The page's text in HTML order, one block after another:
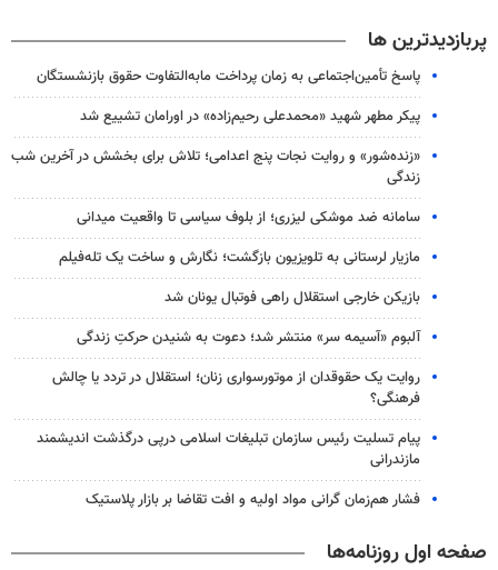
پربازدیدترین ها
پاسخ تأمین‌اجتماعی به زمان پرداخت مابه‌التفاوت حقوق بازنشستگان
پیکر مطهر شهید «محمدعلی رحیم‌زاده» در اورامان تشییع شد
«زنده‌شور» و روایت نجات پنج اعدامی؛ تلاش برای بخشش در آخرین شب
زندگی
سامانه ضد موشکی لیزری؛ از بلوف سیاسی تا واقعیت میدانی
مازیار لرستانی به تلویزیون بازگشت؛ نگارش و ساخت یک تله‌فیلم
بازیکن خارجی استقلال راهی فوتبال یونان شد
آلبوم «آسیمه سر» منتشر شد؛ دعوت به شنیدن حرکتِ زندگی
روایت یک حقوقدان از موتورسواری زنان؛ استقلال در تردد یا چالش
فرهنگی؟
پیام تسلیت رئیس سازمان تبلیغات اسلامی درپی درگذشت اندیشمند
مازندرانی
فشار هم‌زمان گرانی مواد اولیه و افت تقاضا بر بازار پلاستیک
صفحه اول روزنامه‌ها